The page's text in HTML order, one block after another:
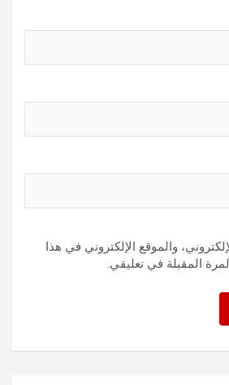
والموقع الإلكتروني في هذا
المقبلة في تعليقي.